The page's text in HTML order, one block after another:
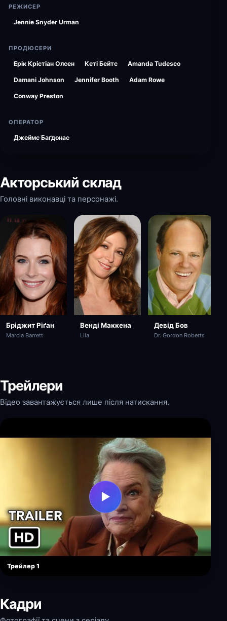
РЕЖИСЕР
Jennie Snyder Urman
ПРОДЮСЕРИ
Ерік Крістіан Олсен Кеті Бейтс Amanda Tudesco
Damani Johnson Jennifer Booth Adam Rowe
Conway Preston
ОПЕРАТОР
Джеймс Баґдонас
Акторський склад
Головні виконавці та персонажі.
Бріджит Ріґан
Marcia Barrett
Венді Маккена
Lila
Девід Бов
Dr. Gordon Roberts
Трейлери
Відео завантажується лише після натискання.
▶
Трейлер 1
Кадри